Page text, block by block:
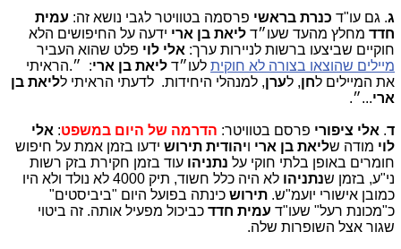
ג. גם עו"ד כנרת בראשי פרסמה בטוויטר לגבי נושא זה: עמית
חדד מחלץ מהעד שעו״ד ליאת בן ארי ידעה על החיפושים הלא
חוקיים שביצעו ברשות לניירות ערך: אלי לוי פלט שהוא העביר
מיילים שהוצאו בצורה לא חוקית לעו״ד ליאת בן ארי: ״.הראיתי
את המיילים לחן, לערן, למנהלי היחידות. לדעתי הראיתי לליאת בן
ארי...״.
ד. אלי ציפורי פרסם בטוויטר: הדרמה של היום במשפט: אלי
לוי מודה שליאת בן ארי ויהודית תירוש ידעו בזמן אמת על חיפוש
חומרים באופן בלתי חוקי על נתניהו עוד בזמן חקירת בזק רשות
ני"ע, בזמן שנתניהו
לא היה כלל חשוד, תיק 4000 לא נולד ולא היו
כמובן אישורי יועמ"ש. תירוש כינתה בפועל היום "ביביסטים"
כ"מכונת רעל" שעו"ד עמית חדד כביכול מפעיל אותה. זה ביטוי
שגור אצל השופרות שלה.